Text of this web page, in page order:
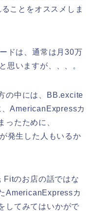
ことをオススメしま
ドは、通常は月30万
思いますが、、、。
の中には、BB.excite
AmericanExpressカ
ったために、
発生した人もいるか
Fitのお店の話ではな
AmericanExpressカ
してみてはいかがで